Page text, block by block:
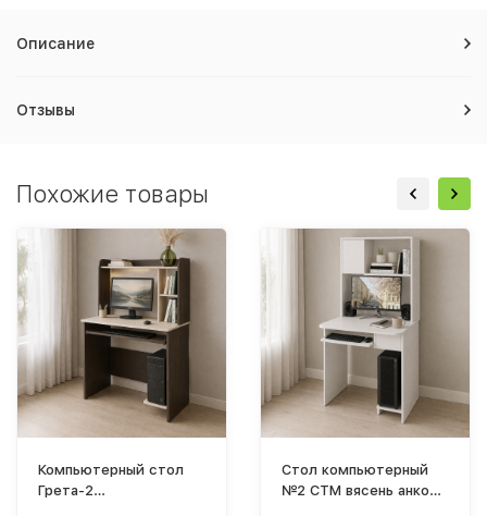
Описание
Отзывы
Похожие товары
Компьютерный стол
Грета-2
Стол компьютерный
№2 СТМ вясень анкор